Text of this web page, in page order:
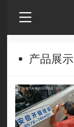
产品展示